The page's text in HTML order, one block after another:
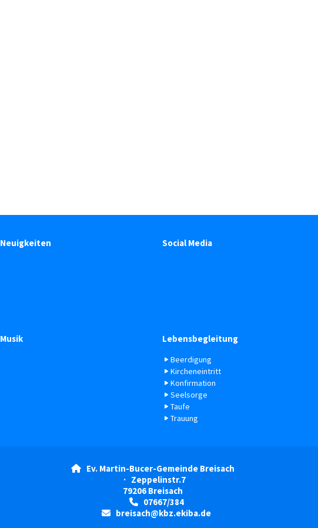
Neuigkeiten Social Media
Musik Lebensbegleitung
Beerdigung
Kircheneintritt
Konfirmation
Seelsorge
Taufe
Trauung

Ev. Martin-Bucer-Gemeinde Breisach
· Zeppelinstr.7
79206 Breisach
07667/384
 breisach@kbz.ekiba.de